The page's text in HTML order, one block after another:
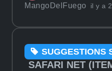
MangoDelFuego il y a
SUGGESTIONS
SAFARI NET